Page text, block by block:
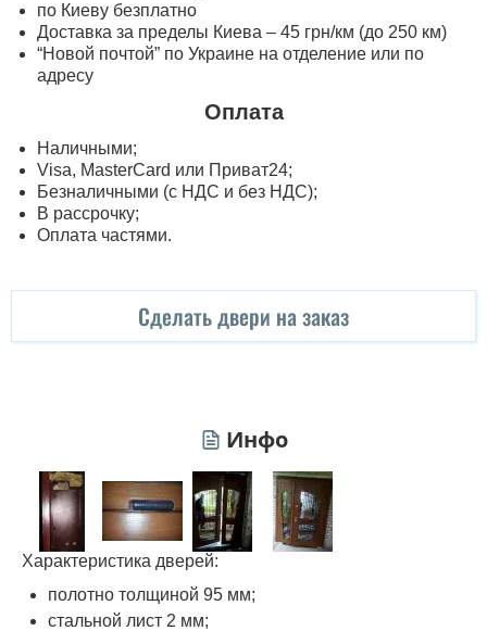
по Киеву безплатно
Доставка за пределы Киева – 45 грн/км (до 250 км)
“Новой почтой” по Украине на отделение или по
адресу
Оплата
Наличными;
Visa, MasterСard или Приват24;
Безналичными (с НДС и без НДС);
В рассрочку;
Оплата частями.
Сделать двери на заказ
Инфо
Характеристика дверей:
полотно толщиной 95 мм;
стальной лист 2 мм;